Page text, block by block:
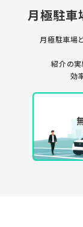
月極駐車
月極駐車場
紹介の実
効